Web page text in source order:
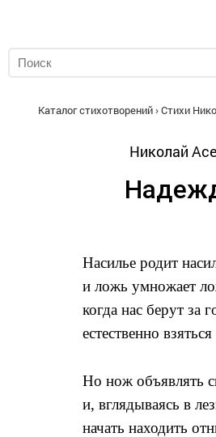
Каталог стихотворений›Стихи
Николай
Насилье родит
и ложь умножает
когда нас берут за
естественно
Но нож объявлять
и, вглядываясь в
начать находить